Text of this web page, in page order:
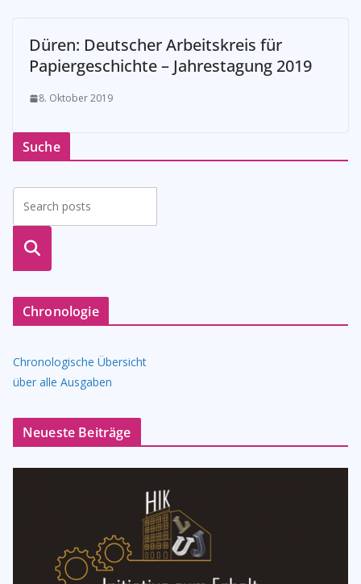
Düren: Deutscher Arbeitskreis für
Papiergeschichte – Jahrestagung 2019
8. Oktober 2019
Suche
suche
Chronologie
Chronologische Übersicht
über alle Ausgaben
Neueste Beiträge